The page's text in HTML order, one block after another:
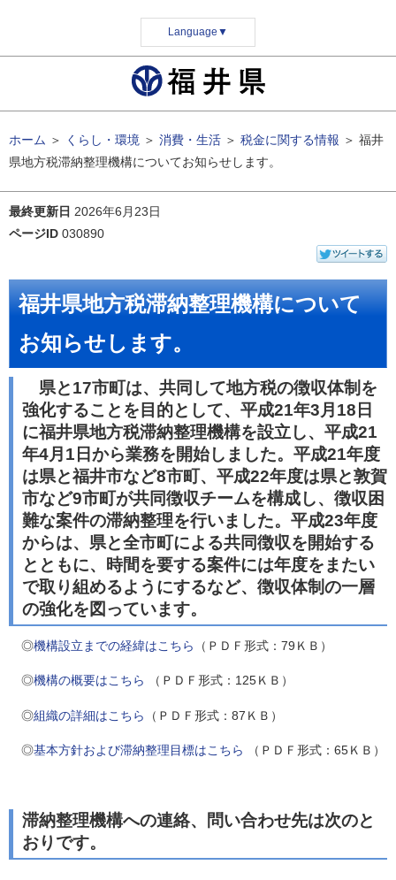
Language ▼
ホーム ＞ くらし・環境 ＞ 消費・生活 ＞ 税金に関する情報 ＞ 福井
県地方税滞納整理機構についてお知らせします。
最終更新日 2026年6月23日
ページID 030890
福井県地方税滞納整理機構について
お知らせします。
県と17市町は、共同して地方税の徴収体制を
強化することを目的として、平成21年3月18日
に福井県地方税滞納整理機構を設立し、平成21
年4月1日から業務を開始しました。平成21年度
は県と福井市など8市町、平成22年度は県と敦賀
市など9市町が共同徴収チームを構成し、徴収困
難な案件の滞納整理を行いました。平成23年度
からは、県と全市町による共同徴収を開始する
とともに、時間を要する案件には年度をまたい
で取り組めるようにするなど、徴収体制の一層
の強化を図っています。
◎機構設立までの経緯はこちら （ＰＤＦ形式：79ＫＢ）
◎機構の概要はこちら （ＰＤＦ形式：125ＫＢ）
◎組織の詳細はこちら （ＰＤＦ形式：87ＫＢ）
◎基本方針および滞納整理目標はこちら （ＰＤＦ形式：65ＫＢ）
滞納整理機構への連絡、問い合わせ先は次のと
おりです。